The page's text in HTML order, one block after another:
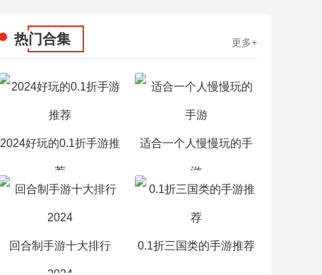
热门合集 更多+
2024好玩的0.1折手游推
荐
适合一个人慢慢玩的手
游
回合制手游十大排行 0.1折三国类的手游推荐